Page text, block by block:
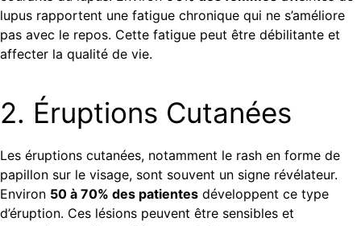
lupus rapportent une fatigue chronique qui ne s’améliore
pas avec le repos. Cette fatigue peut être débilitante et
affecter la qualité de vie.
2. Éruptions Cutanées
Les éruptions cutanées, notamment le rash en forme de
papillon sur le visage, sont souvent un signe révélateur.
Environ 50 à 70% des patientes développent ce type
d’éruption. Ces lésions peuvent être sensibles et